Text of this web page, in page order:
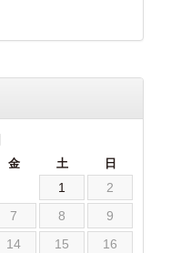
金 土 日
1
2
7 8
9
14 15
16